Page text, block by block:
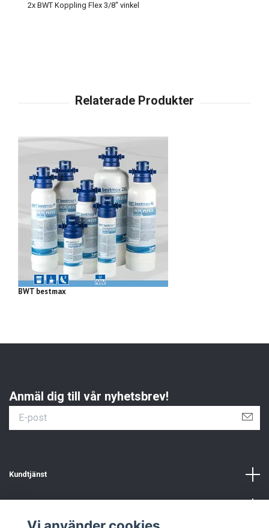
2x BWT Koppling Flex 3/8" vinkel
BWT bestmax
Anmäl dig till vår nyhetsbrev!
Kundtjänst